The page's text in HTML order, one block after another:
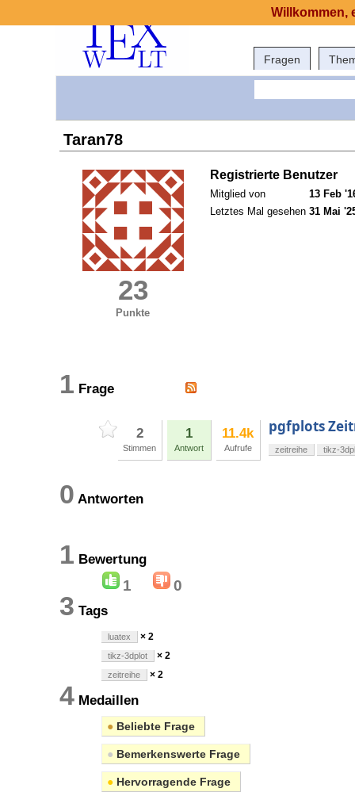
Fragen
Taran78
23
Punkte
Registrierte Benutzer
Mitglied von
13 Feb
Letztes Mal gesehen 31 Mai
1 Frage
2
Stimmen
1
Antwort
11.4k
Aufrufe
pgfplots
zeitreihe tikz-
0 Antworten
1 Bewertung
1 0
3 Tags
luatex × 2
tikz-3dplot × 2
zeitreihe × 2
4 Medaillen
● Beliebte Frage
● Bemerkenswerte Frage
● Hervorragende Frage
Willkommen,